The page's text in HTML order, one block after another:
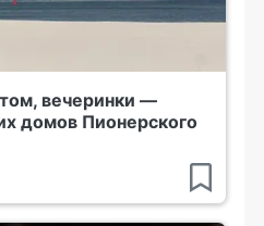
вечеринки —
домов Пионерского